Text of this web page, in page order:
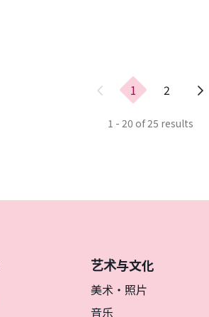
上
1 2
1 - 20 of 25 results
艺术与文化
美术・照片
音乐